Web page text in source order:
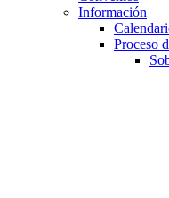
Información
Proceso